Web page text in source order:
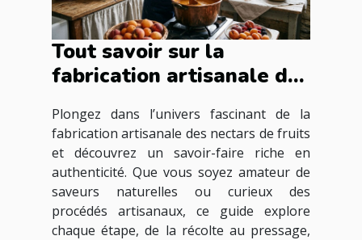
Tout savoir sur la
fabrication artisanale des
Plongez dans l’univers fascinant de la
fabrication artisanale des nectars de fruits
et découvrez un savoir-faire riche en
authenticité. Que vous soyez amateur de
saveurs naturelles ou curieux des
procédés artisanaux, ce guide explore
chaque étape, de la récolte au pressage,